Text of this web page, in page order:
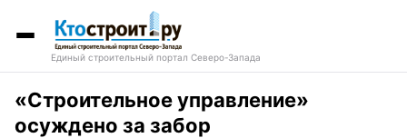
Единый строительный портал Северо-Запада
«Строительное управление»
осуждено за забор